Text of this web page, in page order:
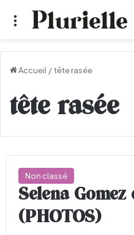
Menu
Accueil /tête rasée
tête rasée
Non classé
Selena
(PHOTOS)